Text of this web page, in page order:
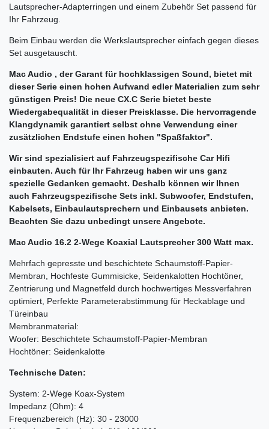
Lautsprecher-Adapterringen und einem Zubehör Set passend für
Ihr Fahrzeug.
Beim Einbau werden die Werkslautsprecher einfach gegen dieses
Set ausgetauscht.
Mac Audio , der Garant für hochklassigen Sound, bietet mit
dieser Serie einen hohen Aufwand edler Materialien zum sehr
günstigen Preis! Die neue CX.C Serie bietet beste
Wiedergabequalität in dieser Preisklasse. Die hervorragende
Klangdynamik garantiert selbst ohne Verwendung einer
zusätzlichen Endstufe einen hohen "Spaßfaktor".
Wir sind spezialisiert auf Fahrzeugspezifische Car Hifi
einbauten. Auch für Ihr Fahrzeug haben wir uns ganz
spezielle Gedanken gemacht. Deshalb können wir Ihnen
auch Fahrzeugspezifische Sets inkl. Subwoofer, Endstufen,
Kabelsets, Einbaulautsprechern und Einbausets anbieten.
Beachten Sie dazu unbedingt unsere Angebote.
Mac Audio 16.2 2-Wege Koaxial Lautsprecher 300 Watt max.
Mehrfach gepresste und beschichtete Schaumstoff-Papier-
Membran, Hochfeste Gummisicke, Seidenkalotten Hochtöner,
Zentrierung und Magnetfeld durch hochwertiges Messverfahren
optimiert, Perfekte Parameterabstimmung für Heckablage und
Türeinbau
Membranmaterial:
Woofer: Beschichtete Schaumstoff-Papier-Membran
Hochtöner: Seidenkalotte
Technische Daten:
System: 2-Wege Koax-System
Impedanz (Ohm): 4
Frequenzbereich (Hz): 30 - 23000